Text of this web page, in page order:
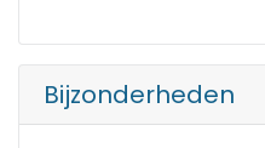
Bijzonderheden